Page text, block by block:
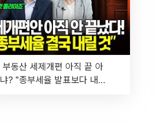
부동산 세제개편 아직 끝 아
냐? "종부세율 발표보다 내릴